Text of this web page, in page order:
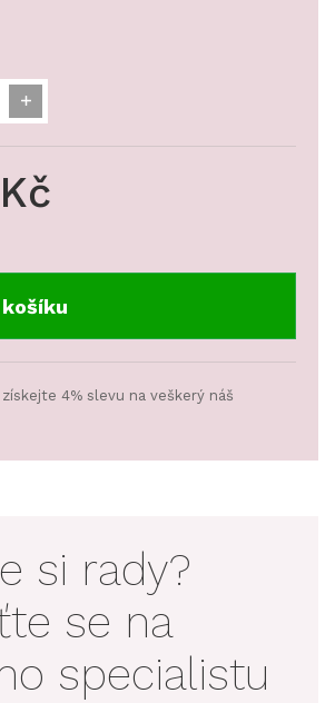
získejte 4% slevu na veškerý náš
si rady?
se na
specialistu